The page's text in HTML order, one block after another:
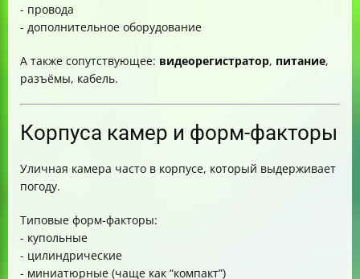
- провода
- дополнительное оборудование
А также сопутствующее: видеорегистратор, питание,
разъёмы, кабель.
Корпуса камер и форм-факторы
Уличная камера часто в корпусе, который выдерживает
погоду.
Типовые форм-факторы:
- купольные
- цилиндрические
- миниатюрные (чаще как “компакт”)